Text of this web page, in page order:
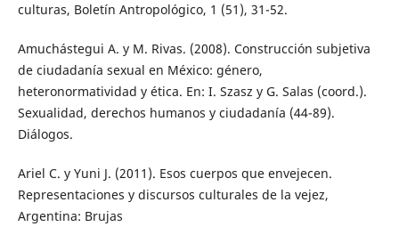
culturas, Boletín Antropológico, 1 (51), 31-52.
Amuchástegui A. y M. Rivas. (2008). Construcción subjetiva
de ciudadanía sexual en México: género,
heteronormatividad y ética. En: I. Szasz y G. Salas (coord.).
Sexualidad, derechos humanos y ciudadanía (44-89).
Diálogos.
Ariel C. y Yuni J. (2011). Esos cuerpos que envejecen.
Representaciones y discursos culturales de la vejez,
Argentina: Brujas